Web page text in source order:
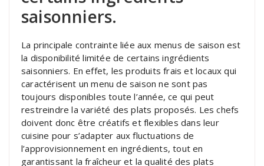
saisonniers.
La principale contrainte liée aux menus de saison est
la disponibilité limitée de certains ingrédients
saisonniers. En effet, les produits frais et locaux qui
caractérisent un menu de saison ne sont pas
toujours disponibles toute l’année, ce qui peut
restreindre la variété des plats proposés. Les chefs
doivent donc être créatifs et flexibles dans leur
cuisine pour s’adapter aux fluctuations de
l’approvisionnement en ingrédients, tout en
garantissant la fraîcheur et la qualité des plats